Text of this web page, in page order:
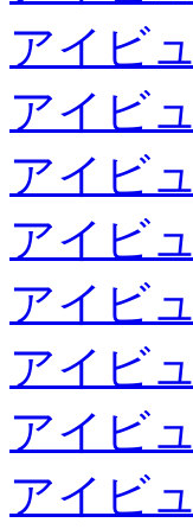
アイビ
アイビ
アイビ
アイビ
アイビ
アイビ
アイビ
アイビ